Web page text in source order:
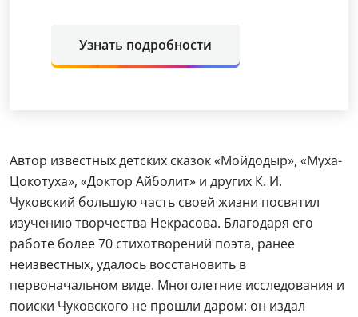
Узнать подробности
Автор известных детских сказок «Мойдодыр», «Муха-
Цокотуха», «Доктор Айболит» и других К. И.
Чуковский большую часть своей жизни посвятил
изучению творчества Некрасова. Благодаря его
работе более 70 стихотворений поэта, ранее
неизвестных, удалось восстановить в
первоначальном виде. Многолетние исследования и
поиски Чуковского не прошли даром: он издал